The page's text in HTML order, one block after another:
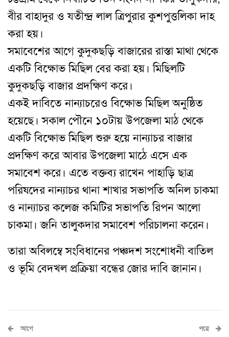
বীর বাহাদুর ও যতীন্দ্র লাল ত্রিপুরার কুশপুত্তলিকা দাহ
করা হয়।
সমাবেশের আগে কুদুকছড়ি বাজারের রাস্তা মাথা থেকে
একটি বিক্ষোভ মিছিল বের করা হয়। মিছিলটি
কুদুকছড়ি বাজার প্রদক্ষিণ করে।
একই দাবিতে নান্যাচরেও বিক্ষোভ মিছিল অনুষ্ঠিত
হয়েছে। সকাল পৌনে ১০টায় উপজেলা মাঠ থেকে
একটি বিক্ষোভ মিছিল শুরু হয়ে নান্যাচর বাজার
প্রদক্ষিণ করে আবার উপজেলা মাঠে এসে এক
সমাবেশ করে। এতে বক্তব্য রাখেন পাহাড়ি ছাত্র
পরিষদের নান্যাচর থানা শাখার সভাপতি অনিল চাকমা
ও নান্যাচর কলেজ কমিটির সভাপতি রিপন আলো
চাকমা। জনি তালুকদার সমাবেশ পরিচালনা করেন।
তারা অবিলম্বে সংবিধানের পঞ্চদশ সংশোধনী বাতিল
ও ভূমি বেদখল প্রক্রিয়া বন্ধের জোর দাবি জানান।
আগে পরে